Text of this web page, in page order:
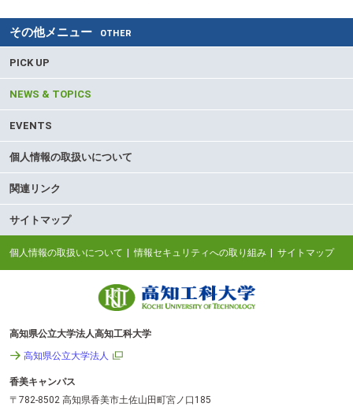
その他メニュー OTHER
PICK UP
NEWS & TOPICS
EVENTS
個人情報の取扱いについて
関連リンク
サイトマップ
個人情報の取扱いについて 情報セキュリティへの取り組み サイトマップ
高知県公立大学法人高知工科大学
高知県公立大学法人
香美キャンパス
〒782-8502 高知県香美市土佐山田町宮ノ口185